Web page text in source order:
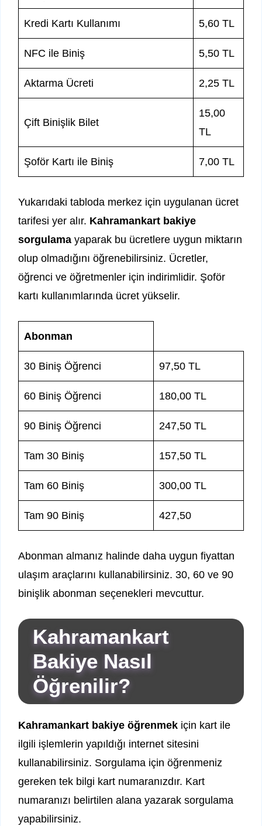
Kredi Kartı Kullanımı 5,60 TL
NFC ile Biniş 5,50 TL
Aktarma Ücreti 2,25 TL
Çift Binişlik Bilet
15,00
TL
Şoför Kartı ile Biniş 7,00 TL
Yukarıdaki tabloda merkez için uygulanan ücret
tarifesi yer alır. Kahramankart bakiye
sorgulama yaparak bu ücretlere uygun miktarın
olup olmadığını öğrenebilirsiniz. Ücretler,
öğrenci ve öğretmenler için indirimlidir. Şoför
kartı kullanımlarında ücret yükselir.
Abonman
30 Biniş Öğrenci 97,50 TL
60 Biniş Öğrenci 180,00 TL
90 Biniş Öğrenci 247,50 TL
Tam 30 Biniş 157,50 TL
Tam 60 Biniş 300,00 TL
Tam 90 Biniş 427,50
Abonman almanız halinde daha uygun fiyattan
ulaşım araçlarını kullanabilirsiniz. 30, 60 ve 90
binişlik abonman seçenekleri mevcuttur.
Kahramankart
Bakiye Nasıl
Öğrenilir?
Kahramankart bakiye öğrenmek için kart ile
ilgili işlemlerin yapıldığı internet sitesini
kullanabilirsiniz. Sorgulama için öğrenmeniz
gereken tek bilgi kart numaranızdır. Kart
numaranızı belirtilen alana yazarak sorgulama
yapabilirsiniz.